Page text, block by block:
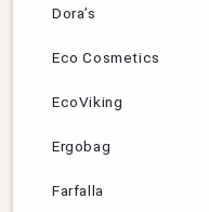
Dora’s
Eco Cosmetics
EcoViking
Ergobag
Farfalla